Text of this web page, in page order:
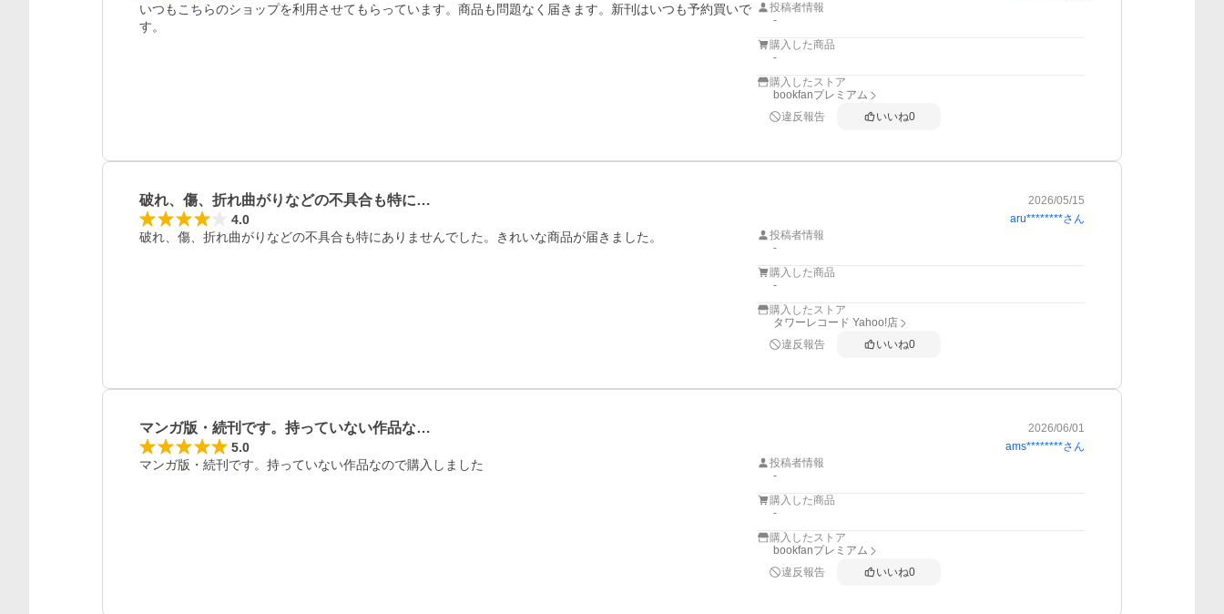
いつもこちらのショップを利用させてもらっています。商品も問題なく届きます。新刊はいつも予約買いで
す。
投稿者情報
-
購入した商品
-
購入したストア
bookfanプレミアム
違反報告
いいね0
破れ、傷、折れ曲がりなどの不具合も特に… 2026/05/15
4.0 aru********さん
破れ、傷、折れ曲がりなどの不具合も特にありませんでした。きれいな商品が届きました。
投稿者情報
-
購入した商品
-
購入したストア
タワーレコード Yahoo!店
違反報告
いいね0
マンガ版・続刊です。持っていない作品な… 2026/06/01
5.0 ams********さん
マンガ版・続刊です。持っていない作品なので購入しました
投稿者情報
-
購入した商品
-
購入したストア
bookfanプレミアム
違反報告
いいね0